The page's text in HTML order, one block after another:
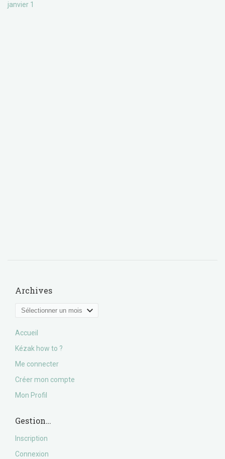
janvier 1
Archives
Archives
Accueil
Kézak how to ?
Me connecter
Créer mon compte
Mon Profil
Gestion…
Inscription
Connexion